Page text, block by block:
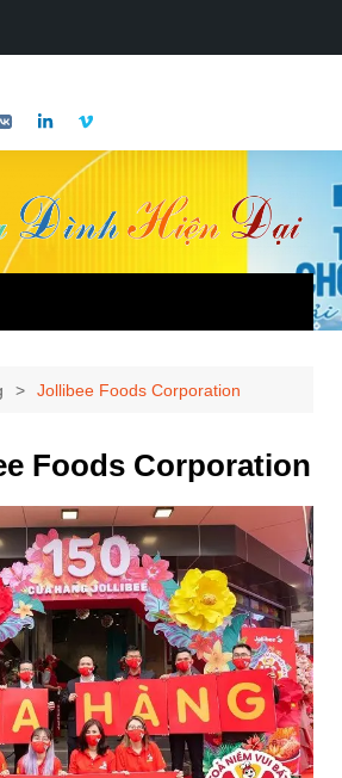
Jollibee Foods Corporation
Foods Corporation